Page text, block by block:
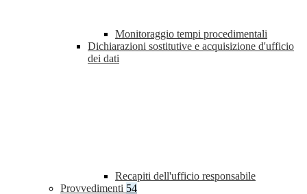
Monitoraggio tempi procedimentali
Dichiarazioni sostitutive e acquisizione d'ufficio
dei dati
Recapiti dell'ufficio responsabile
Provvedimenti 54